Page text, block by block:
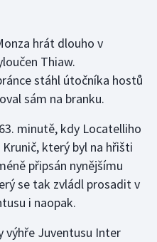
hrát dlouho v
Thiaw.
stáhl útočníka hostů
sám na branku.
minutě, kdy Locatelliho
který byl na hřišti
připsán nynějšímu
se tak zvládl prosadit v
i naopak.
výhře Juventusu Inter